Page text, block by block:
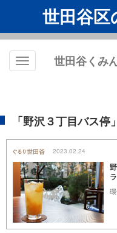
世田谷区
Toggle
世田谷くみ
「野沢３丁目バス
2023.02.24